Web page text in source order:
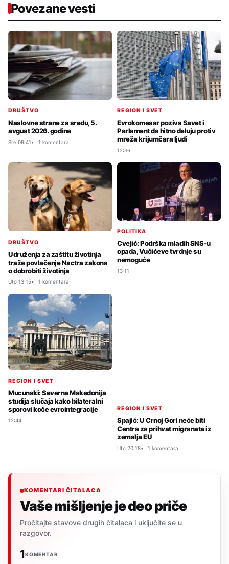
Povezane vesti
DRUŠTVO
Naslovne strane za sredu, 5.
avgust 2026. godine
Sre 09:41 1 komentara
REGION I SVET
Evrokomesar poziva Savet i
Parlament da hitno deluju protiv
mreža krijumčara ljudi
12:36
DRUŠTVO
Udruženja za zaštitu životinja
traže povlačenje Nactra zakona
o dobrobiti životinja
Uto 13:15 1 komentara
POLITIKA
Cvejić: Podrška mladih SNS-u
opada, Vučićeve tvrdnje su
nemoguće
13:11
REGION I SVET
Mucunski: Severna Makedonija
studija slučaja kako bilateralni
sporovi koče evrointegracije
12:44
REGION I SVET
Spajić: U Crnoj Gori neće biti
Centra za prihvat migranata iz
zemalja EU
Uto 20:18 1 komentara
KOMENTARI ČITALACA
Vaše mišljenje je deo priče
Pročitajte stavove drugih čitalaca i uključite se u
razgovor.
1KOMENTAR